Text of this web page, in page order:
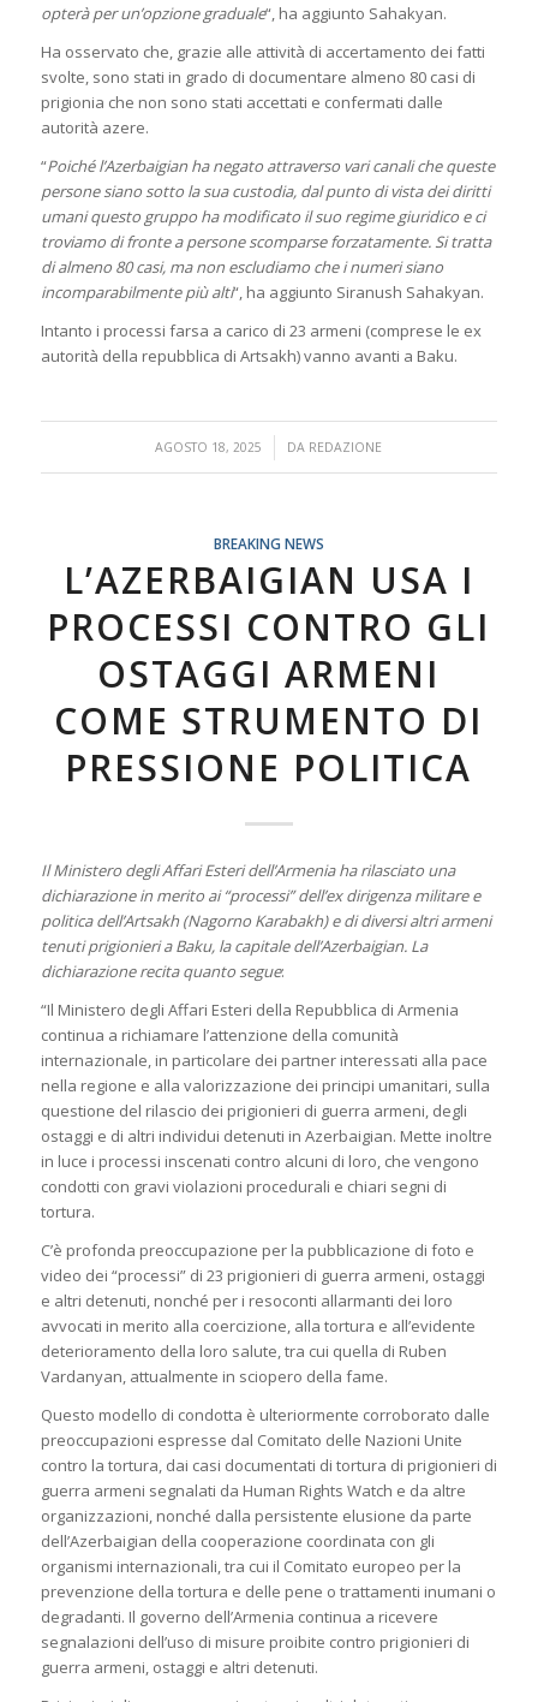
opterà per un’opzione graduale“, ha aggiunto Sahakyan.
Ha osservato che, grazie alle attività di accertamento dei fatti
svolte, sono stati in grado di documentare almeno 80 casi di
prigionia che non sono stati accettati e confermati dalle
autorità azere.
“Poiché l’Azerbaigian ha negato attraverso vari canali che queste
persone siano sotto la sua custodia, dal punto di vista dei diritti
umani questo gruppo ha modificato il suo regime giuridico e ci
troviamo di fronte a persone scomparse forzatamente. Si tratta
di almeno 80 casi, ma non escludiamo che i numeri siano
incomparabilmente più alti“, ha aggiunto Siranush Sahakyan.
Intanto i processi farsa a carico di 23 armeni (comprese le ex
autorità della repubblica di Artsakh) vanno avanti a Baku.
AGOSTO 18, 2025
/ DA REDAZIONE
BREAKING NEWS
L’AZERBAIGIAN USA I
PROCESSI CONTRO GLI
OSTAGGI ARMENI
COME STRUMENTO DI
PRESSIONE POLITICA
Il Ministero degli Affari Esteri dell’Armenia ha rilasciato una
dichiarazione in merito ai “processi” dell’ex dirigenza militare e
politica dell’Artsakh (Nagorno Karabakh) e di diversi altri armeni
tenuti prigionieri a Baku, la capitale dell’Azerbaigian. La
dichiarazione recita quanto segue:
“Il Ministero degli Affari Esteri della Repubblica di Armenia
continua a richiamare l’attenzione della comunità
internazionale, in particolare dei partner interessati alla pace
nella regione e alla valorizzazione dei principi umanitari, sulla
questione del rilascio dei prigionieri di guerra armeni, degli
ostaggi e di altri individui detenuti in Azerbaigian. Mette inoltre
in luce i processi inscenati contro alcuni di loro, che vengono
condotti con gravi violazioni procedurali e chiari segni di
tortura.
C’è profonda preoccupazione per la pubblicazione di foto e
video dei “processi” di 23 prigionieri di guerra armeni, ostaggi
e altri detenuti, nonché per i resoconti allarmanti dei loro
avvocati in merito alla coercizione, alla tortura e all’evidente
deterioramento della loro salute, tra cui quella di Ruben
Vardanyan, attualmente in sciopero della fame.
Questo modello di condotta è ulteriormente corroborato dalle
preoccupazioni espresse dal Comitato delle Nazioni Unite
contro la tortura, dai casi documentati di tortura di prigionieri di
guerra armeni segnalati da Human Rights Watch e da altre
organizzazioni, nonché dalla persistente elusione da parte
dell’Azerbaigian della cooperazione coordinata con gli
organismi internazionali, tra cui il Comitato europeo per la
prevenzione della tortura e delle pene o trattamenti inumani o
degradanti. Il governo dell’Armenia continua a ricevere
segnalazioni dell’uso di misure proibite contro prigionieri di
guerra armeni, ostaggi e altri detenuti.